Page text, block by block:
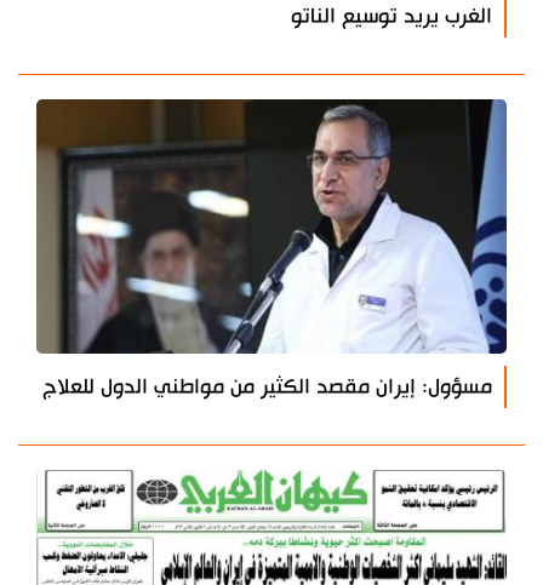
الغرب يريد توسيع الناتو
مسؤول: إيران مقصد الكثير من مواطني الدول للعلاج